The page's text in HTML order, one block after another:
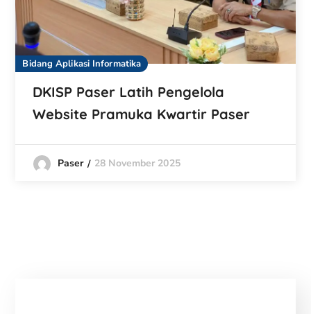
Bidang Aplikasi Informatika
DKISP Paser Latih Pengelola
Website Pramuka Kwartir Paser
Paser 28 November 2025